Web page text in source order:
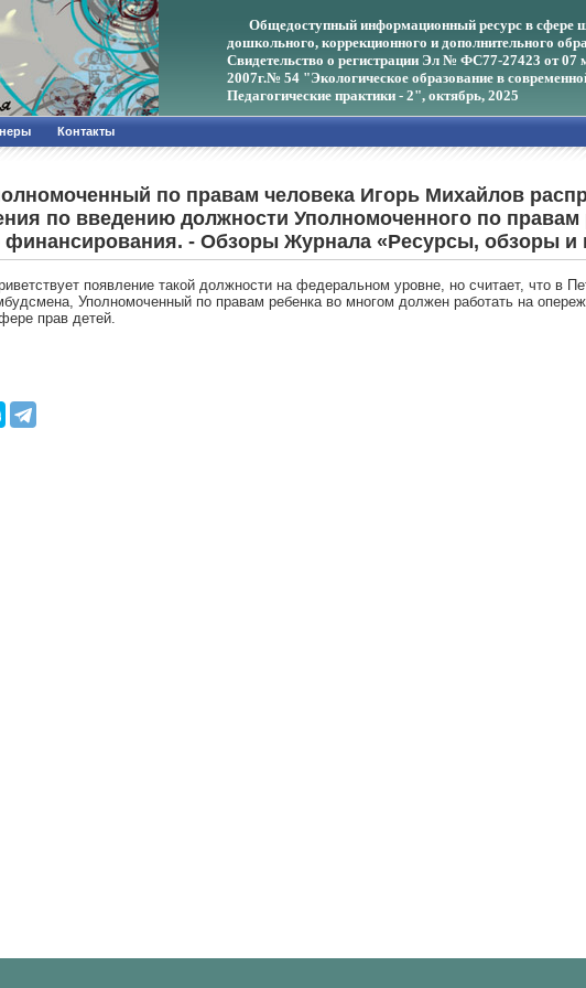
Общедоступный информационный ресурс в сфере
дошкольного, коррекционного и дополнительного
Свидетельство о регистрации Эл № ФС77-27423 от 07
2007г.№ 54 "Экологическое образование в
Педагогические практики - 2", октябрь, 2025
Контакты
по правам человека Игорь Михайлов
по введению должности Уполномоченного по правам
финансирования. - Обзоры Журнала «Ресурсы, обзоры и
появление такой должности на федеральном уровне, но считает, что в
Уполномоченный по правам ребенка во многом должен работать на
прав детей.